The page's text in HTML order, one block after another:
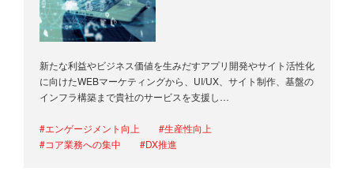
新たな利益やビジネス価値を生みだすアプリ開発やサイト活性化
に向けたWEBマーケティングから、UI/UX、サイト制作、基盤の
インフラ構築まで貴社のサービスを支援し…
#エンゲージメント向上
#生産性向上
#コア業務への集中
#DX推進